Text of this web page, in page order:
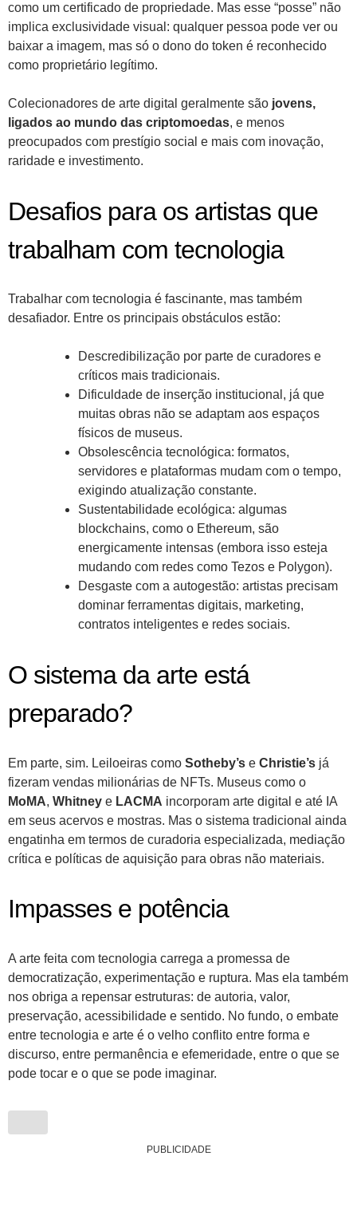
como um certificado de propriedade. Mas esse “posse” não
implica exclusividade visual: qualquer pessoa pode ver ou
baixar a imagem, mas só o dono do token é reconhecido
como proprietário legítimo.
Colecionadores de arte digital geralmente são jovens,
ligados ao mundo das criptomoedas, e menos
preocupados com prestígio social e mais com inovação,
raridade e investimento.
Desafios para os artistas que
trabalham com tecnologia
Trabalhar com tecnologia é fascinante, mas também
desafiador. Entre os principais obstáculos estão:
Descredibilização por parte de curadores e
críticos mais tradicionais.
Dificuldade de inserção institucional, já que
muitas obras não se adaptam aos espaços
físicos de museus.
Obsolescência tecnológica: formatos,
servidores e plataformas mudam com o tempo,
exigindo atualização constante.
Sustentabilidade ecológica: algumas
blockchains, como o Ethereum, são
energicamente intensas (embora isso esteja
mudando com redes como Tezos e Polygon).
Desgaste com a autogestão: artistas precisam
dominar ferramentas digitais, marketing,
contratos inteligentes e redes sociais.
O sistema da arte está
preparado?
Em parte, sim. Leiloeiras como Sotheby’s e Christie’s já
fizeram vendas milionárias de NFTs. Museus como o
MoMA, Whitney e LACMA incorporam arte digital e até IA
em seus acervos e mostras. Mas o sistema tradicional ainda
engatinha em termos de curadoria especializada, mediação
crítica e políticas de aquisição para obras não materiais.
Impasses e potência
A arte feita com tecnologia carrega a promessa de
democratização, experimentação e ruptura. Mas ela também
nos obriga a repensar estruturas: de autoria, valor,
preservação, acessibilidade e sentido. No fundo, o embate
entre tecnologia e arte é o velho conflito entre forma e
discurso, entre permanência e efemeridade, entre o que se
pode tocar e o que se pode imaginar.
PUBLICIDADE